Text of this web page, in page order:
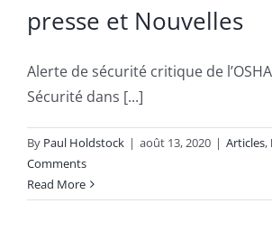
presse et Nouvelles
Alerte de sécurité critique de
Sécurité dans [...]
By Paul Holdstock | août 13, 2020 | Articles,
Comments
Read More